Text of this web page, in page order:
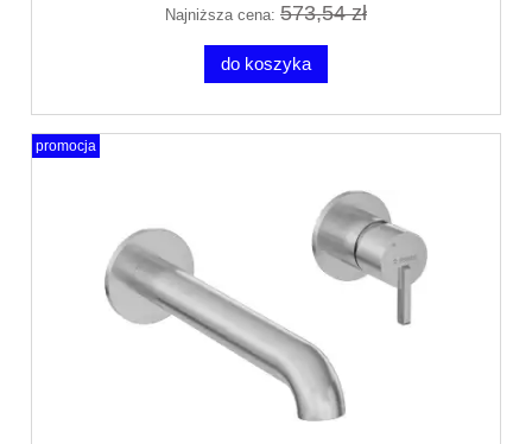
Najniższa cena: 573,54 zł
do koszyka
promocja